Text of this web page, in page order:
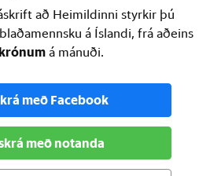
að Heimildinni styrkir þú
á Íslandi, frá aðeins
á mánuði.
með Facebook
með notanda